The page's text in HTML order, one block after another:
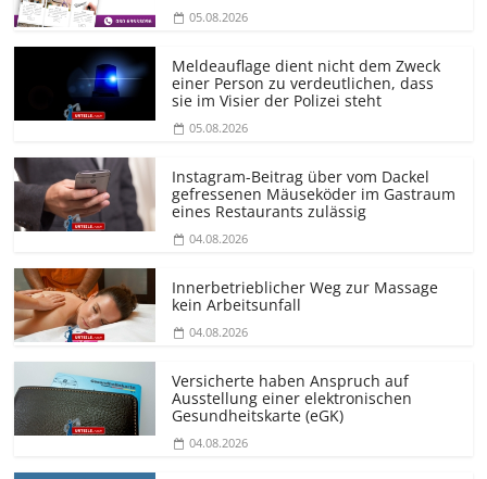
05.08.2026
Meldeauflage dient nicht dem Zweck
einer Person zu verdeutlichen, dass
sie im Visier der Polizei steht
05.08.2026
Instagram-Beitrag über vom Dackel
gefressenen Mäuseköder im Gastraum
eines Restaurants zulässig
04.08.2026
Innerbetrieblicher Weg zur Massage
kein Arbeitsunfall
04.08.2026
Versicherte haben Anspruch auf
Ausstellung einer elektronischen
Gesundheitskarte (eGK)
04.08.2026